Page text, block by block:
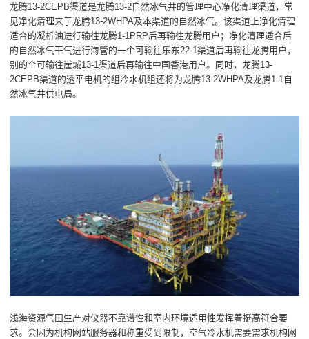
龙腾13-2CEPB渠道是龙腾13-2自然冰气井的管理中心净化清理渠道，常
见净化清理来于龙腾13-2WHPA及本渠道的自然冰气。该渠道上净化清理
适合的凝析油进行输往龙腾1-1PRP后再输往龙腾用户；净化清理适合后
的自然冰气干气进行海管的一个可输往乐东22-1渠道后再输往龙腾用户，
别的个可输往崖城13-1渠道后再输往中国香港用户。同时，龙腾13-
2CEPB渠道的透平电机的组冷水机组还将为龙腾13-2WHPA及龙腾1-1自
然冰气井供电局。
浅海资源气田生产对仪器不靠谱性和室内环境适用性发挥着挺高符合要
求。会因为机构网站服务器和称重受到限制，空气冷水机需要需求机构网